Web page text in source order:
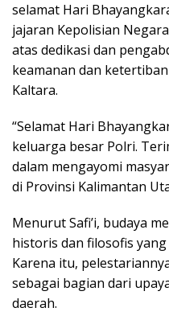
selamat Hari
jajaran Kepolisian
atas dedikasi dan
keamanan dan
Kaltara.
“Selamat Hari
keluarga besar Polri.
dalam mengayomi
di Provinsi Kalimantan
Menurut Safi’i, budaya
historis dan filosofis
Karena itu,
sebagai bagian dari
daerah.